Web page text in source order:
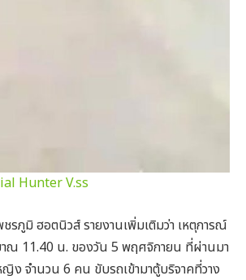
Hunter V.ss
มิ ฮอตนิวส์ รายงานเพิ่มเติมว่า เหตุการณ์
าณ 11.40 น. ของวัน 5 พฤศจิกายน ที่ผ่านมา
ง จำนวน 6 คน ขับรถเข้ามาตู้บริจาคที่วาง